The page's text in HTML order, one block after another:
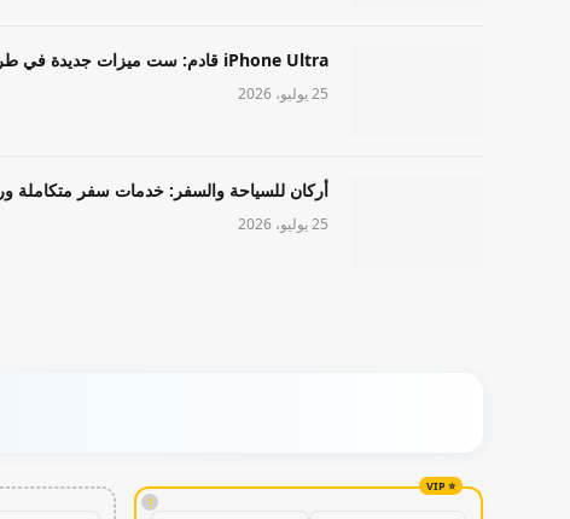
iPhone Ultra قادم: ست ميزات جديدة في طراز Apple عالي المستوى
25 يوليو، 2026
أركان للسياحة والسفر: خدمات سفر متكاملة
25 يوليو، 2026
!